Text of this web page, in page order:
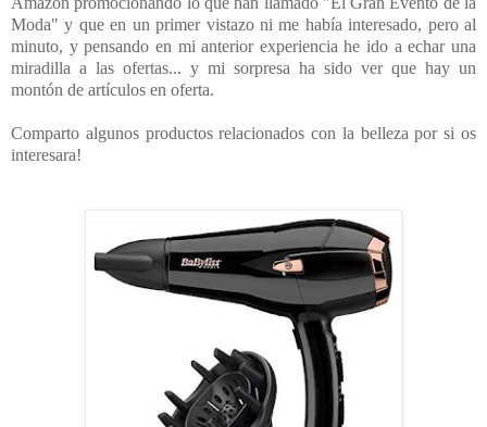
Moda" y que en un primer vistazo ni me había interesado, pero al
minuto, y pensando en mi anterior experiencia he ido a echar una
miradilla a las ofertas... y mi sorpresa ha sido ver que hay un
montón de artículos en oferta.
Comparto algunos productos relacionados con la belleza por si os
interesara!